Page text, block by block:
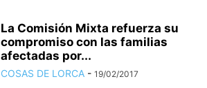
La Comisión Mixta refuerza su
compromiso con las familias
afectadas por...
COSAS DE LORCA - 19/02/2017